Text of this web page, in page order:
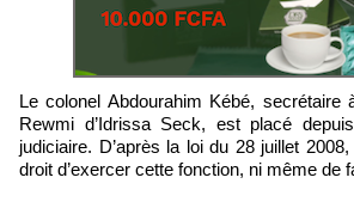
Le colonel Abdourahim Kébé, secrétaire à la défense du parti
Rewmi d’Idrissa Seck, est placé
judiciaire. D’après la loi du 28 juillet
droit d’exercer cette fonction, ni même de